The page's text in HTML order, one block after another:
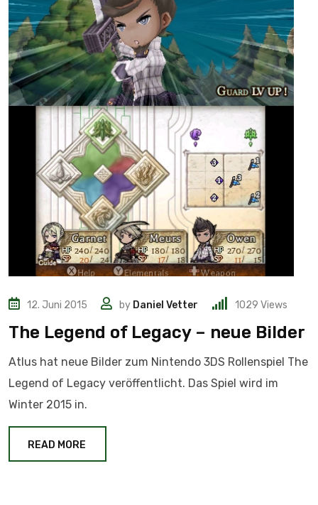
12. Juni 2015 by Daniel Vetter 1029 Views
The Legend of Legacy – neue Bilder
Atlus hat neue Bilder zum Nintendo 3DS Rollenspiel The
Legend of Legacy veröffentlicht. Das Spiel wird im
Winter 2015 in.
READ MORE